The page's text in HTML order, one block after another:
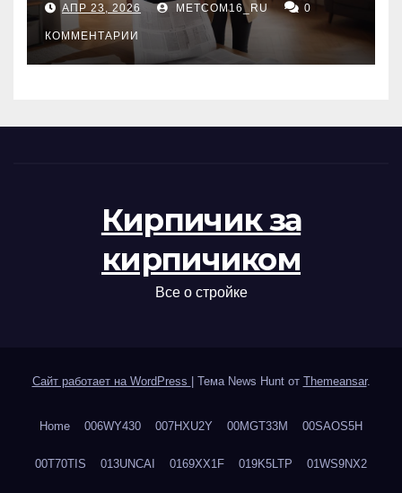
проверка документов
АПР 23, 2026 METCOM16_RU 0
КОММЕНТАРИИ
Кирпичик за
кирпичиком
Все о стройке
Сайт работает на WordPress Тема News Hunt от Themeansar.
Home 006WY430 007HXU2Y 00MGT33M 00SAOS5H
00T70TIS 013UNCAI 0169XX1F 019K5LTP 01WS9NX2